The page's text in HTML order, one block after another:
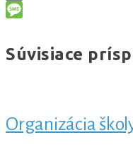
Email
Súvisiace
Organizácia